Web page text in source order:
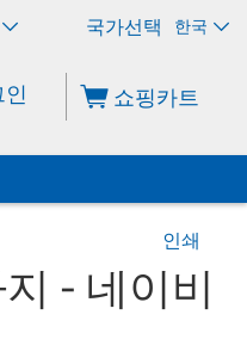
한국
쇼핑카트
인쇄
- 네이비